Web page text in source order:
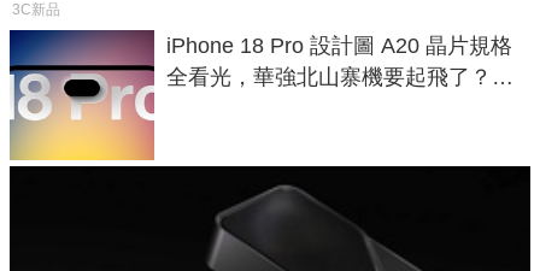
3C新品
iPhone 18 Pro 設計圖 A20 晶片規格
全看光，華強北山寨機要起飛了？專